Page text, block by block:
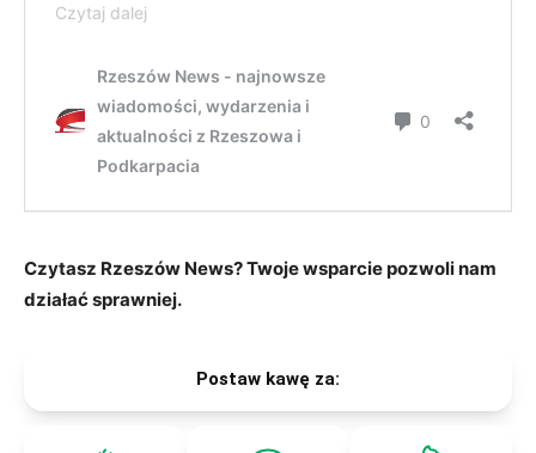
Czytasz Rzeszów News? Twoje wsparcie pozwoli nam
działać sprawniej.
Postaw kawę za: